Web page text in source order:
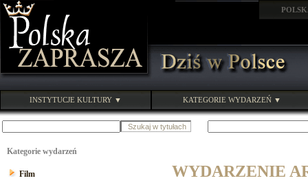
INSTYTUCJE KULTURY ▼ KATEGORIE WYDARZEŃ ▼
Kategorie wydarzeń
Film
WYDARZENIE